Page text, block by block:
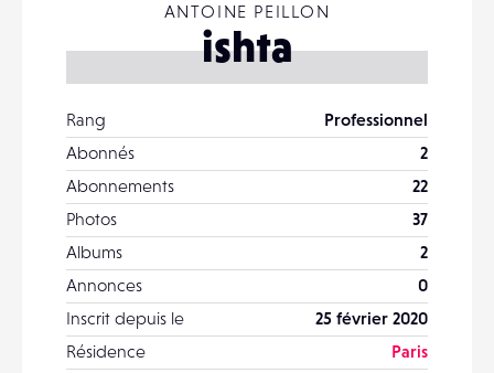
ANTOINE PEILLON
ishta
Rang
Professionnel
Abonnés
2
Abonnements
22
Photos
37
Albums
2
Annonces
0
Inscrit depuis le
25 février 2020
Résidence
Paris